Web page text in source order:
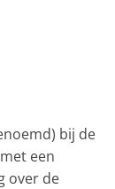
bij de
een
over de